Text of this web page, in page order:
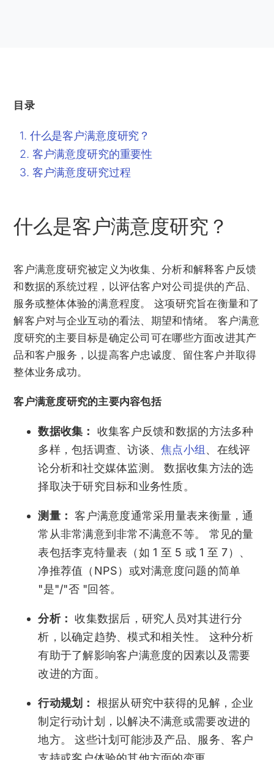
目录
什么是客户满意度研究？
客户满意度研究的重要性
客户满意度研究过程
什么是客户满意度研究？
客户满意度研究被定义为收集、分析和解释客户反馈
和数据的系统过程，以评估客户对公司提供的产品、
服务或整体体验的满意程度。 这项研究旨在衡量和了
解客户对与企业互动的看法、期望和情绪。 客户满意
度研究的主要目标是确定公司可在哪些方面改进其产
品和客户服务，以提高客户忠诚度、留住客户并取得
整体业务成功。
客户满意度研究的主要内容包括
数据收集： 收集客户反馈和数据的方法多种
多样，包括调查、访谈、焦点小组、在线评
论分析和社交媒体监测。 数据收集方法的选
择取决于研究目标和业务性质。
测量：客户满意度通常采用量表来衡量，通
常从非常满意到非常不满意不等。 常见的量
表包括李克特量表（如 1 至 5 或 1 至 7）、
净推荐值（NPS）或对满意度问题的简单
"是"/"否 "回答。
分析：收集数据后，研究人员对其进行分
析，以确定趋势、模式和相关性。 这种分析
有助于了解影响客户满意度的因素以及需要
改进的方面。
行动规划： 根据从研究中获得的见解，企业
制定行动计划，以解决不满意或需要改进的
地方。 这些计划可能涉及产品、服务、客户